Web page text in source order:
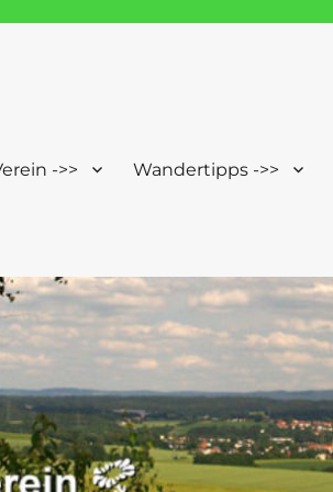
->> Wandertipps ->>